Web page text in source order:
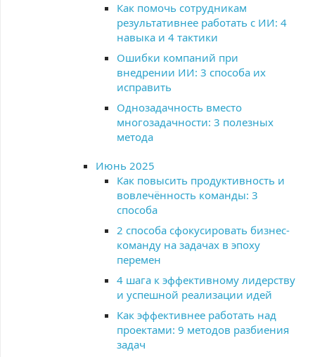
Как помочь сотрудникам
результативнее работать с ИИ: 4
навыка и 4 тактики
Ошибки компаний при
внедрении ИИ: 3 способа их
исправить
Однозадачность вместо
многозадачности: 3 полезных
метода
Июнь 2025
Как повысить продуктивность и
вовлечённость команды: 3
способа
2 способа сфокусировать бизнес-
команду на задачах в эпоху
перемен
4 шага к эффективному лидерству
и успешной реализации идей
Как эффективнее работать над
проектами: 9 методов разбиения
задач